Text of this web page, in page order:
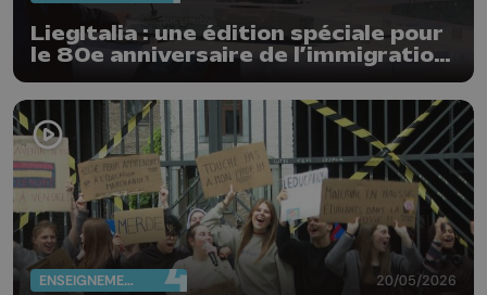
LiegItalia : une édition spéciale pour
le 80e anniversaire de l’immigration
italienne en Belgique
ENSEIGNEMENT 20/05/2026